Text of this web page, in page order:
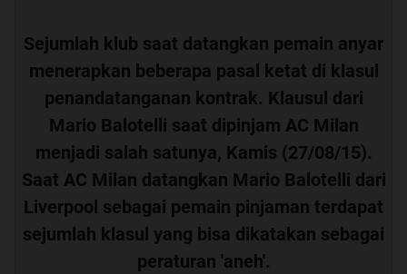
Sejumlah klub saat datangkan pemain anyar
menerapkan beberapa pasal ketat di klasul
penandatanganan kontrak. Klausul dari
Mario Balotelli saat dipinjam AC Milan
menjadi salah satunya, Kamis (27/08/15).
Saat AC Milan datangkan Mario Balotelli dari
Liverpool sebagai pemain pinjaman terdapat
sejumlah klasul yang bisa dikatakan sebagai
peraturan 'aneh'.